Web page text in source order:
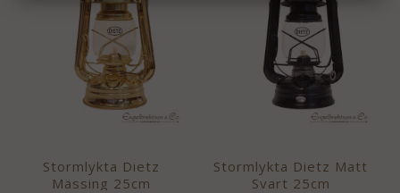
Stormlykta Dietz
Mässing 25cm
Stormlykta Dietz Matt
Svart 25cm